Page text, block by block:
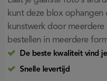
kunt deze blox ophangen
kunstwerk door
bestellen in meerdere
De beste kwaliteit vind
Snelle levertijd